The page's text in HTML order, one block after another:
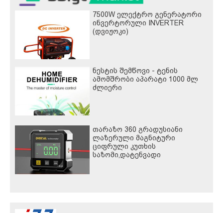
7500W ელექტრო გენერატორი
ინვერტორული INVERTER
(დვიჟოკი)
ნესტის შემწოვი - ტენის
ამომშრობი აპარატი 1000 მლ
ძლიერი
თარაზო 360 გრადუსიანი
ლაზერული მაგნიტური
ციფრული კუთხის
საზომი,დატენვადი